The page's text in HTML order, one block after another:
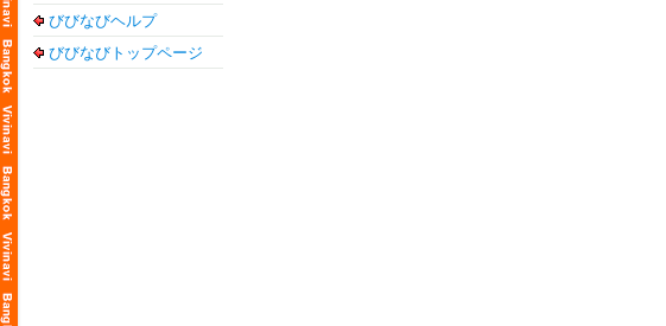
びびなびヘルプ
びびなびトップページ